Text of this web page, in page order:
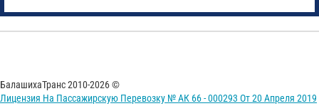
БалашихаТранс 2010-2026 ©
Лицензия На Пассажирскую Перевозку № АК 66 - 000293 От 20 Апреля 2019